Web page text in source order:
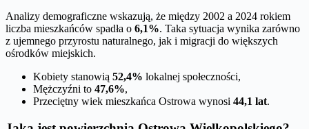
Analizy demograficzne wskazują, że między 2002 a 2024 rokiem
liczba mieszkańców spadła o 6,1%. Taka sytuacja wynika zarówno
z ujemnego przyrostu naturalnego, jak i migracji do większych
ośrodków miejskich.
Kobiety stanowią 52,4% lokalnej społeczności,
Mężczyźni to 47,6%,
Przeciętny wiek mieszkańca Ostrowa wynosi 44,1 lat.